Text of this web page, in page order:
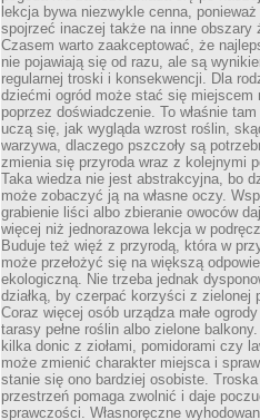
lekcja bywa niezwykle cenna,
spojrzeć inaczej także na inne obszary
Czasem warto zaakceptować, że
nie pojawiają się od razu, ale są
regularnej troski i konsekwencji. Dla
dziećmi ogród może stać się miejscem
poprzez doświadczenie. To właśnie tam
uczą się, jak wygląda wzrost roślin,
warzywa, dlaczego pszczoły są
zmienia się przyroda wraz z kolejnymi
Taka wiedza nie jest abstrakcyjna, bo
może zobaczyć ją na własne oczy.
grabienie liści albo zbieranie owoców
więcej niż jednorazowa lekcja w
Buduje też więź z przyrodą, która w
może przełożyć się na większą
ekologiczną. Nie trzeba jednak
działką, by czerpać korzyści z zielonej
Coraz więcej osób urządza małe
tarasy pełne roślin albo zielone
kilka donic z ziołami, pomidorami czy
może zmienić charakter miejsca i
stanie się ono bardziej osobiste.
przestrzeń pomaga zwolnić i daje
sprawczości. Własnoręczne